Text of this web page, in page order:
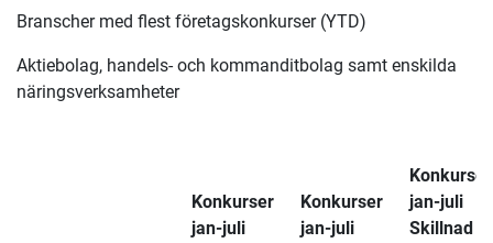
Branscher med flest företagskonkurser (YTD)
Aktiebolag, handels- och kommanditbolag samt enskilda
näringsverksamheter
Konkurser
jan-juli
Konkurser
jan-juli
Konkurser
jan-juli
Skillnad